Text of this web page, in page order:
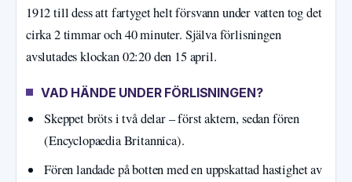
1912 till dess att fartyget helt försvann under vatten tog det
cirka 2 timmar och 40 minuter. Själva förlisningen
avslutades klockan 02:20 den 15 april.
VAD HÄNDE UNDER FÖRLISNINGEN?
Skeppet bröts i två delar – först aktern, sedan fören
(Encyclopaedia Britannica).
Fören landade på botten med en uppskattad hastighet av